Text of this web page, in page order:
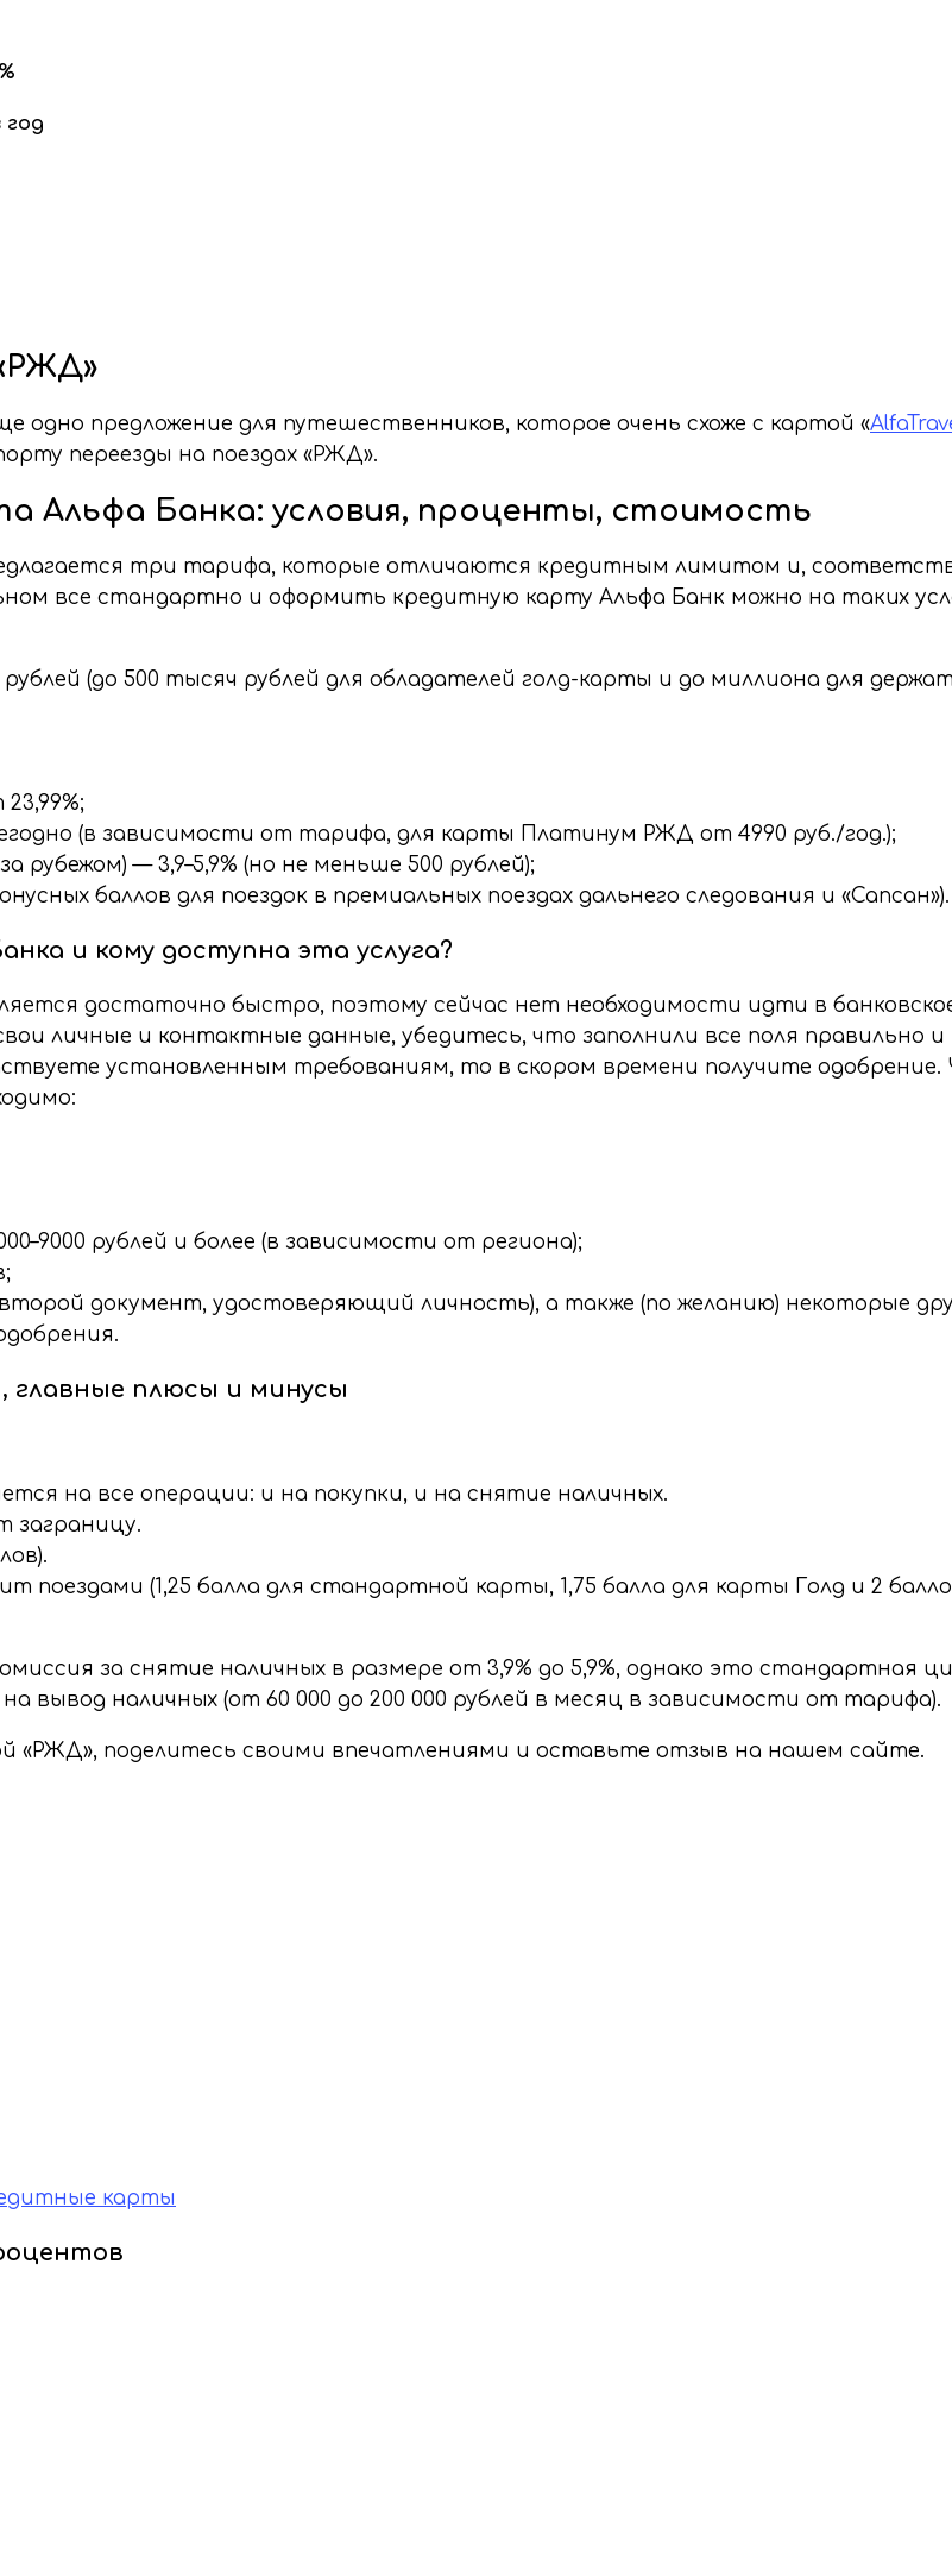
год
предложение для путешественников, которое очень схоже с картой «
переезды на поездах «РЖД».
Альфа Банка: условия, проценты, стоимость
три тарифа, которые отличаются кредитным лимитом и,
все стандартно и оформить кредитную карту Альфа Банк можно на таких
(до 500 тысяч рублей для обладателей голд-карты и до миллиона для
(в зависимости от тарифа, для карты Платинум РЖД от 4990 руб./год.);
рубежом) — 3,9–5,9% (но не меньше 500 рублей);
баллов для поездок в премиальных поездах дальнего следования и «Сапсан»).
и кому доступна эта услуга?
достаточно быстро, поэтому сейчас нет необходимости идти в
личные и контактные данные, убедитесь, что заполнили все поля правильно и
установленным требованиям, то в скором времени получите
рублей и более (в зависимости от региона);
документ, удостоверяющий личность), а также (по желанию) некоторые
главные плюсы и минусы
на все операции: и на покупки, и на снятие наличных.
заграницу.
(1,25 балла для стандартной карты, 1,75 балла для карты Голд и 2
за снятие наличных в размере от 3,9% до 5,9%, однако это стандартная
вывод наличных (от 60 000 до 200 000 рублей в месяц в зависимости от тарифа).
«РЖД», поделитесь своими впечатлениями и оставьте отзыв на нашем сайте.
карты